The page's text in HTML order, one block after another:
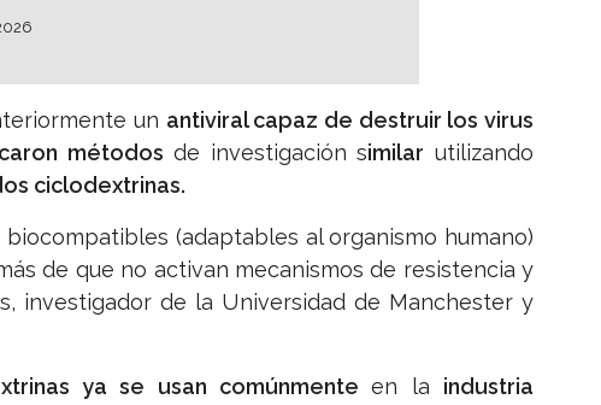
un antiviral capaz de destruir los virus
métodos de investigación similar utilizando
ciclodextrinas.
biocompatibles (adaptables al organismo humano)
de que no activan mecanismos de resistencia y
investigador de la Universidad de Manchester y
ya se usan comúnmenteen la industria